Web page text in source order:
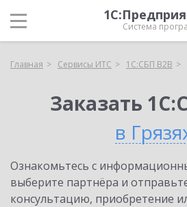
Система
Главная Сервисы ИТС 1С:СБП B2B
Заказать
в
Ознакомьтесь с
выберите партнёра и
консультацию, приобретение